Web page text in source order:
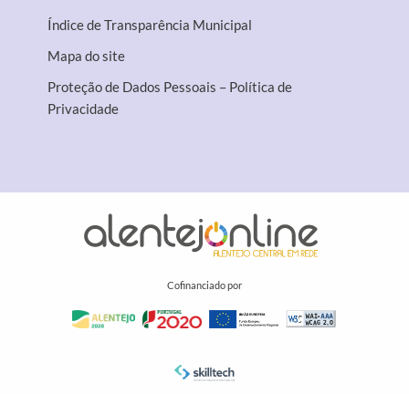
Índice de Transparência Municipal
Mapa do site
Proteção de Dados Pessoais – Política de
Privacidade
Cofinanciado por